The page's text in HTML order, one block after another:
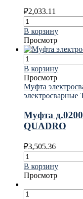
₽2,033.11
В корзину
Просмотр
В корзину
Просмотр
Муфта
Муфта
QUADRO
₽3,505.36
В корзину
Просмотр